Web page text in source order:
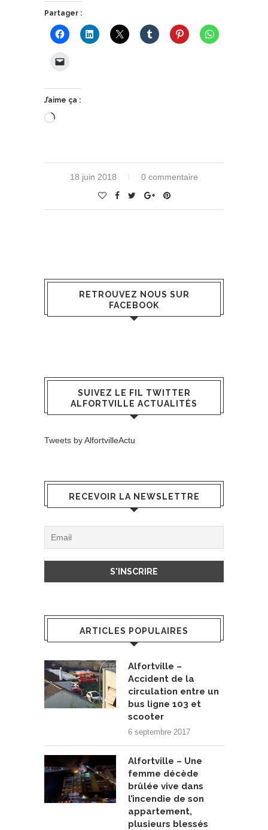
Partager :
J’aime ça :
Chargement…
18 juin 2018 0 commentaire
RETROUVEZ NOUS SUR
FACEBOOK
SUIVEZ LE FIL TWITTER
ALFORTVILLE ACTUALITÉS
Tweets by AlfortvilleActu
RECEVOIR LA NEWSLETTRE
ARTICLES POPULAIRES
Alfortville –
Accident de la
circulation entre un
bus ligne 103 et
scooter
6 septembre 2017
Alfortville – Une
femme décède
brûlée vive dans
l’incendie de son
appartement,
plusieurs blessés